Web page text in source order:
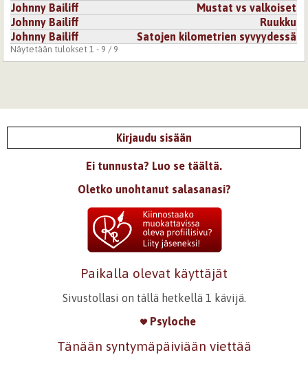
Johnny Bailiff
Mustat vs valkoiset
Johnny Bailiff
Ruukku
Johnny Bailiff
Satojen kilometrien syvyydessä
Näytetään tulokset 1 - 9 / 9
Kirjaudu sisään
Ei tunnusta? Luo se täältä.
Oletko unohtanut salasanasi?
Paikalla olevat käyttäjät
Sivustollasi on tällä hetkellä 1 kävijä.
Psyloche
Tänään syntymäpäiviään viettää